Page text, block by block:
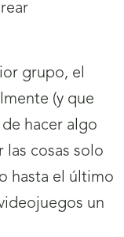
grupo, el
(y que
hacer algo
las cosas solo
hasta el último
un